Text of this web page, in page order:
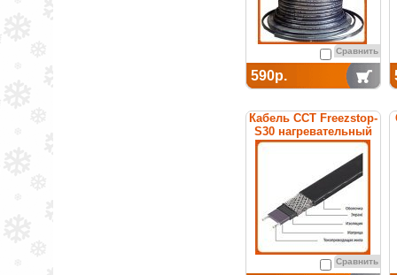
Сравнить
590р.
Кабель ССТ Freezstop-
S30 нагревательный
саморегулирующийся
Сравнить